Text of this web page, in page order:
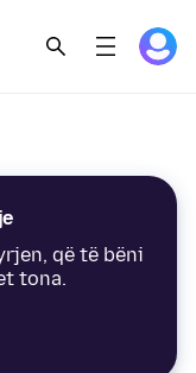
që të bëni
tona.